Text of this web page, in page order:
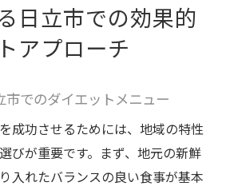
日立市での効果的
アプローチ
市でのダイエットメニュー
成功させるためには、地域の特性
びが重要です。まず、地元の新鮮
入れたバランスの良い食事が基本